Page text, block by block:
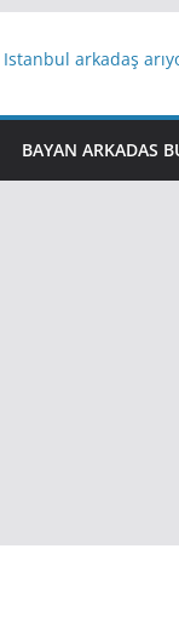
İstanbul arkadaş
Yeni Bir Aşk Lazım
iş arayanlara iş
BAYAN ARKADAS